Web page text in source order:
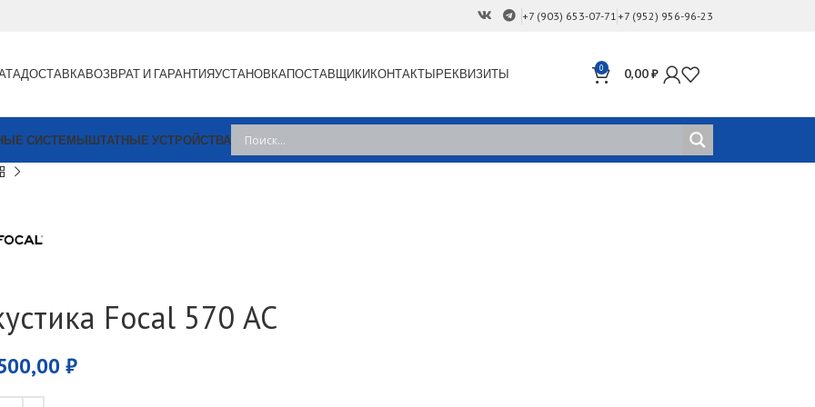
+7 (903) 653-07-71 +7 (952) 956-96-23
ДОСТАВКАВОЗВРАТ И ГАРАНТИЯУСТАНОВКАПОСТАВЩИКИКОНТАКТЫРЕКВИЗИТЫ 0 0,00₽
СИСТЕМЫШТАТНЫЕ УСТРОЙСТВА
Focal 570 AC
₽